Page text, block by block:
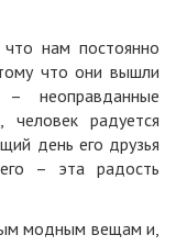
нам постоянно
что они вышли
неоправданные
радуется
день его друзья
– эта радость
модным вещам и,